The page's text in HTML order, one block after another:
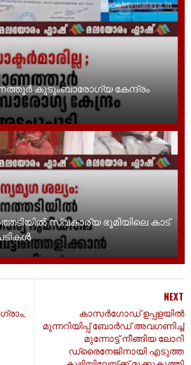
കുടുംബാരോഗ്യ കേന്ദ്രം
സ്വകാര്യ ഭൂമിയിലെ കാട്
NEXT
കാസർഗോഡ് ഉപ്പളയിൽ
മുന്നറിയിപ്പ് ബോർഡ് അവഗണിച്ച്
മുന്നോട്ട് നീങ്ങിയ ലോറി
ഡ്രൈനേജിനായി എടുത്ത